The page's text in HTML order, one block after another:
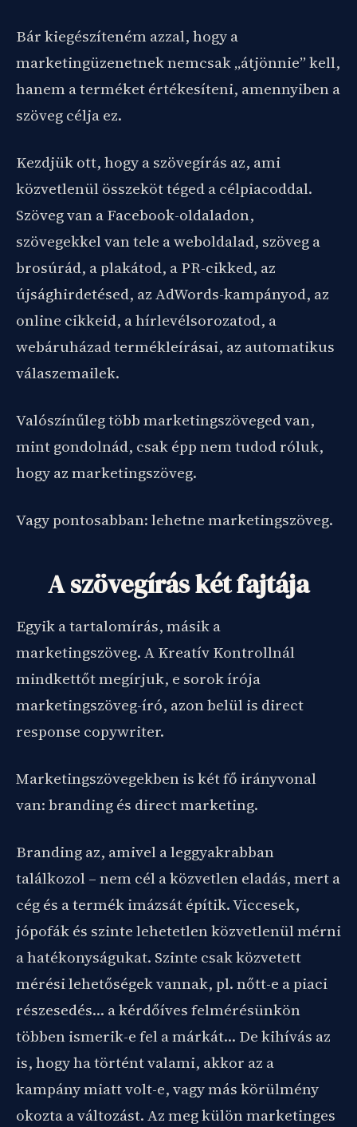
Bár kiegészíteném azzal, hogy a
marketingüzenetnek nemcsak „átjönnie” kell,
hanem a terméket értékesíteni, amennyiben a
szöveg célja ez.
Kezdjük ott, hogy a szövegírás az, ami
közvetlenül összeköt téged a célpiacoddal.
Szöveg van a Facebook-oldaladon,
szövegekkel van tele a weboldalad, szöveg a
brosúrád, a plakátod, a PR-cikked, az
újsághirdetésed, az AdWords-kampányod, az
online cikkeid, a hírlevélsorozatod, a
webáruházad termékleírásai, az automatikus
válaszemailek.
Valószínűleg több marketingszöveged van,
mint gondolnád, csak épp nem tudod róluk,
hogy az marketingszöveg.
Vagy pontosabban: lehetne marketingszöveg.
A szövegírás két fajtája
Egyik a tartalomírás, másik a
marketingszöveg. A Kreatív Kontrollnál
mindkettőt megírjuk, e sorok írója
marketingszöveg-író, azon belül is direct
response copywriter.
Marketingszövegekben is két fő irányvonal
van: branding és direct marketing.
Branding az, amivel a leggyakrabban
találkozol – nem cél a közvetlen eladás, mert a
cég és a termék imázsát építik. Viccesek,
jópofák és szinte lehetetlen közvetlenül mérni
a hatékonyságukat. Szinte csak közvetett
mérési lehetőségek vannak, pl. nőtt-e a piaci
részesedés… a kérdőíves felmérésünkön
többen ismerik-e fel a márkát… De kihívás az
is, hogy ha történt valami, akkor az a
kampány miatt volt-e, vagy más körülmény
okozta a változást. Az meg külön marketinges